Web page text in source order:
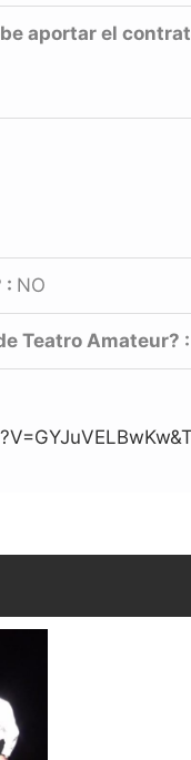
aportar el
: NO
Teatro Amateur? :